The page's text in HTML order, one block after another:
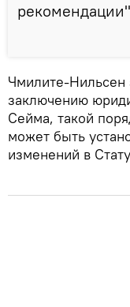
Чмилите-Нильсен
заключению
Сейма, такой
может быть
изменений в